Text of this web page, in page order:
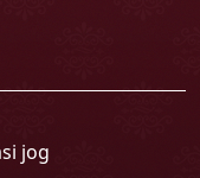
jog